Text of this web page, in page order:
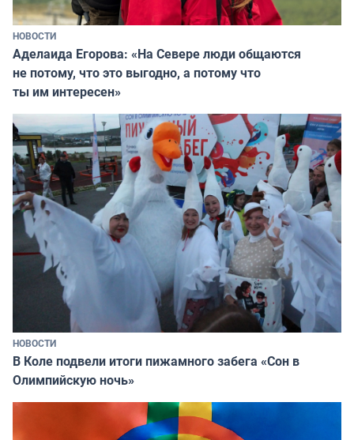
НОВОСТИ
Аделаида Егорова: «На Севере люди общаются
не потому, что это выгодно, а потому что
ты им интересен»
НОВОСТИ
В Коле подвели итоги пижамного забега «Сон в
Олимпийскую ночь»